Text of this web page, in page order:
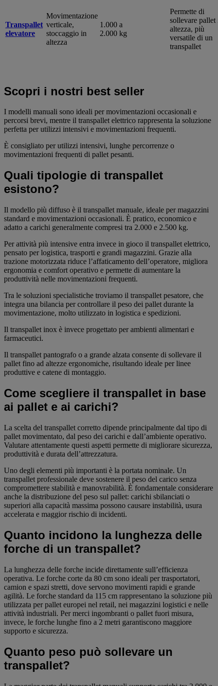
Transpallet
elevatore
Movimentazione
verticale,
stoccaggio in
altezza
1.000 a
2.000 kg
Permette di
sollevare pallet
altezza, più
versatile di un
transpallet
Scopri i nostri best seller
I modelli manuali sono ideali per movimentazioni occasionali e
percorsi brevi, mentre il transpallet elettrico rappresenta la soluzione
perfetta per utilizzi intensivi e movimentazioni frequenti.
È consigliato per utilizzi intensivi, lunghe percorrenze o
movimentazioni frequenti di pallet pesanti.
Quali tipologie di transpallet
esistono?
Il modello più diffuso è il transpallet manuale, ideale per magazzini
standard e movimentazioni occasionali. È pratico, economico e
adatto a carichi generalmente compresi tra 2.000 e 2.500 kg.
Per attività più intensive entra invece in gioco il transpallet elettrico,
pensato per logistica, trasporti e grandi magazzini. Grazie alla
trazione motorizzata riduce l’affaticamento dell’operatore, migliora
ergonomia e comfort operativo e permette di aumentare la
produttività nelle movimentazioni frequenti.
Tra le soluzioni specialistiche troviamo il transpallet pesatore, che
integra una bilancia per controllare il peso dei pallet durante la
movimentazione, molto utilizzato in logistica e spedizioni.
Il transpallet inox è invece progettato per ambienti alimentari e
farmaceutici.
Il transpallet pantografo o a grande alzata consente di sollevare il
pallet fino ad altezze ergonomiche, risultando ideale per linee
produttive e catene di montaggio.
Come scegliere il transpallet in base
ai pallet e ai carichi?
La scelta del transpallet corretto dipende principalmente dal tipo di
pallet movimentato, dal peso dei carichi e dall’ambiente operativo.
Valutare attentamente questi aspetti permette di migliorare sicurezza,
produttività e durata dell’attrezzatura.
Uno degli elementi più importanti è la portata nominale. Un
transpallet professionale deve sostenere il peso del carico senza
compromettere stabilità e manovrabilità. È fondamentale considerare
anche la distribuzione del peso sul pallet: carichi sbilanciati o
superiori alla capacità massima possono causare instabilità, usura
accelerata e maggior rischio di incidenti.
Quanto incidono la lunghezza delle
forche di un transpallet?
La lunghezza delle forche incide direttamente sull’efficienza
operativa. Le forche corte da 80 cm sono ideali per trasportatori,
camion e spazi stretti, dove servono movimenti rapidi e grande
agilità. Le forche standard da 115 cm rappresentano la soluzione più
utilizzata per pallet europei nel retail, nei magazzini logistici e nelle
attività industriali. Per merci ingombranti o pallet fuori misura,
invece, le forche lunghe fino a 2 metri garantiscono maggiore
supporto e sicurezza.
Quanto peso può sollevare un
transpallet?